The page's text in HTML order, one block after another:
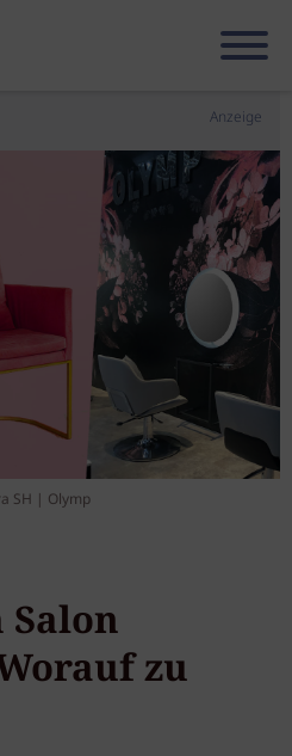
Anzeige
SH | Olymp
zu